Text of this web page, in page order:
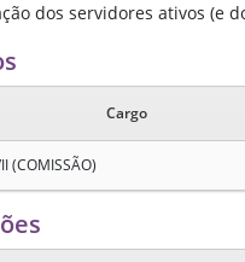
dos servidores ativos (e
Cargo
(COMISSÃO)